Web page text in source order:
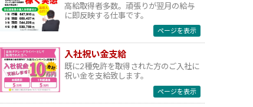
高給取得者多数。頑張りが翌月の給与
に即反映する仕事です。
ページを表示
入社祝い金支給
既に2種免許を取得された方のご入社に
祝い金を支給致します。
ページを表示